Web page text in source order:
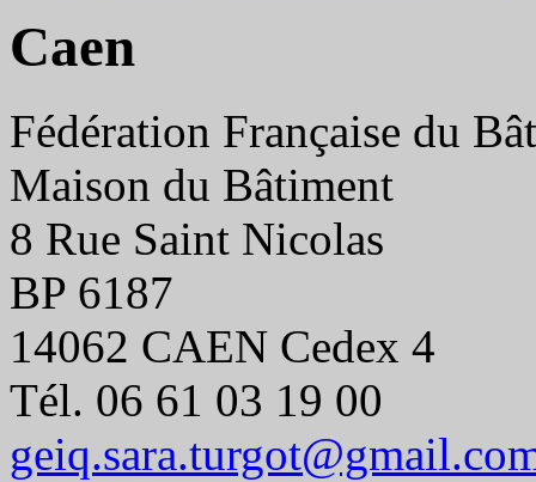
Caen
Fédération Française du
Maison du Bâtiment
8 Rue Saint Nicolas
BP 6187
14062 CAEN Cedex 4
Tél. 06 61 03 19 00